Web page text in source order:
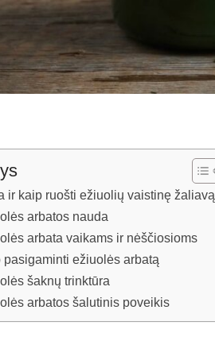
ir kaip ruošti ežiuolių vaistinę žaliavą
arbatos nauda
arbata vaikams ir nėščiosioms
pasigaminti ežiuolės arbatą
šaknų trinktūra
arbatos šalutinis poveikis